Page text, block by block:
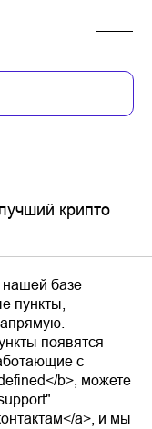
крипто
базе
пункты,
появятся
с
b>, можете
a>, и мы